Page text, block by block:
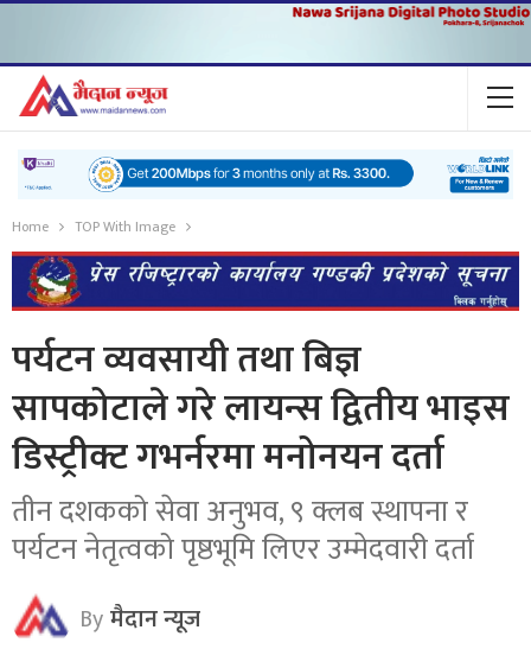
Home TOP With Image
पर्यटन व्यवसायी तथा बिज्ञ
सापकोटाले गरे लायन्स द्वितीय भाइस
डिस्ट्रीक्ट गभर्नरमा मनोनयन दर्ता
तीन दशकको सेवा अनुभव, ९ क्लब स्थापना र
पर्यटन नेतृत्वको पृष्ठभूमि लिएर उम्मेदवारी दर्ता
Byमैदान न्यूज